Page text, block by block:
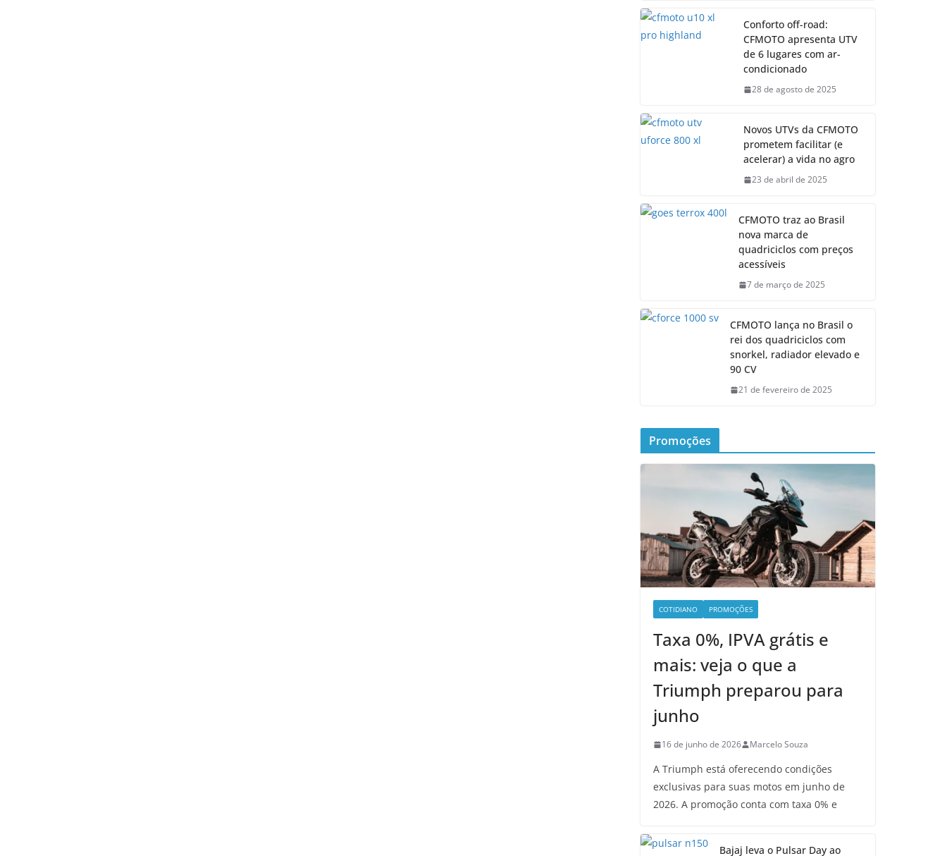
Conforto off-road:
CFMOTO apresenta UTV
de 6 lugares com ar-
condicionado
28 de agosto de 2025
Novos UTVs da CFMOTO
prometem facilitar (e
acelerar) a vida no agro
23 de abril de 2025
CFMOTO traz ao Brasil
nova marca de
quadriciclos com preços
acessíveis
7 de março de 2025
CFMOTO lança no Brasil o
rei dos quadriciclos com
snorkel, radiador elevado e
90 CV
21 de fevereiro de 2025
Promoções
COTIDIANO PROMOÇÕES
Taxa 0%, IPVA grátis e
mais: veja o que a
Triumph preparou para
junho
16 de junho de 2026 Marcelo Souza
A Triumph está oferecendo condições
exclusivas para suas motos em junho de
2026. A promoção conta com taxa 0% e
Bajaj leva o Pulsar Day ao